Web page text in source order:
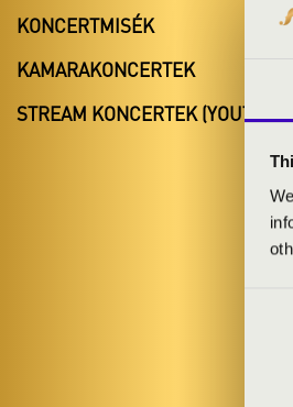
KONCERTMISÉK
KAMARAKONCERTEK
STREAM KONCERTEK (YOUTUBE)